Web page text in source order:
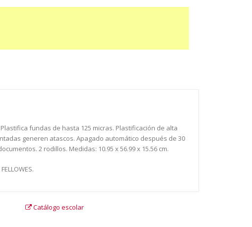
fundas de hasta 125 micras. Plastificación de alta
generen atascos. Apagado automático después de 30
2 rodillos. Medidas: 10.95 x 56.99 x 15.56 cm.
Catálogo escolar